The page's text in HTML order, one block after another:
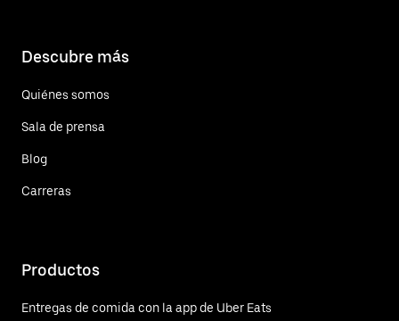
Descubre más
Quiénes somos
Sala de prensa
Blog
Carreras
Productos
Entregas de comida con la app de Uber Eats